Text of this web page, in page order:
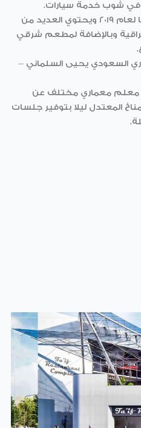
شوب خدمة سيارات.
هذا المجمع التجاري أحد أعمالنا لعام 2019 ويحتوي العديد من
وبالإضافة لمطعم شرقي
السعودي يحيى السلماني –
معلم معماري مختلف عن
المعتدل ليلا بتوفير جلسات